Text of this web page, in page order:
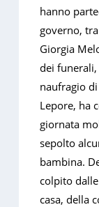
hanno
governo,
Giorgia
dei
naufragio
Lepore, ha
giornata
sepolto
bambina.
colpito
casa, della